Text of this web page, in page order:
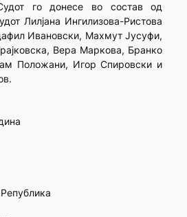
го донесе во состав од
Лилјана Ингилизова-Ристова
Ивановски, Махмут Јусуфи,
Вера Маркова, Бранко
Положани, Игор Спировски и